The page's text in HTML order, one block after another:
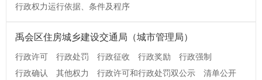
行政权力运行依据、条件及程序
禹会区住房城乡建设交通局（城市管理局）
行政许可 行政处罚 行政征收 行政奖励
行政强制
行政确认
其他权力 行政许可和行政处罚双公示
清单公开